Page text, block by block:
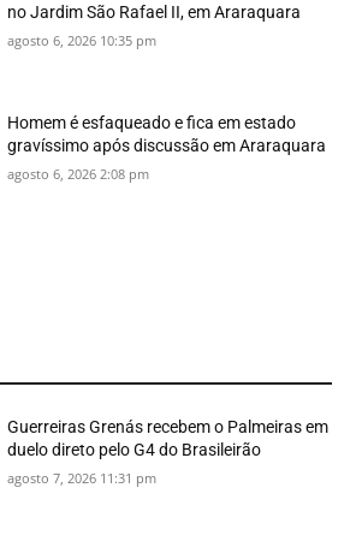
no Jardim São Rafael II, em Araraquara
agosto 6, 2026 10:35 pm
Homem é esfaqueado e fica em estado
gravíssimo após discussão em Araraquara
agosto 6, 2026 2:08 pm
Guerreiras Grenás recebem o Palmeiras em
duelo direto pelo G4 do Brasileirão
agosto 7, 2026 11:31 pm